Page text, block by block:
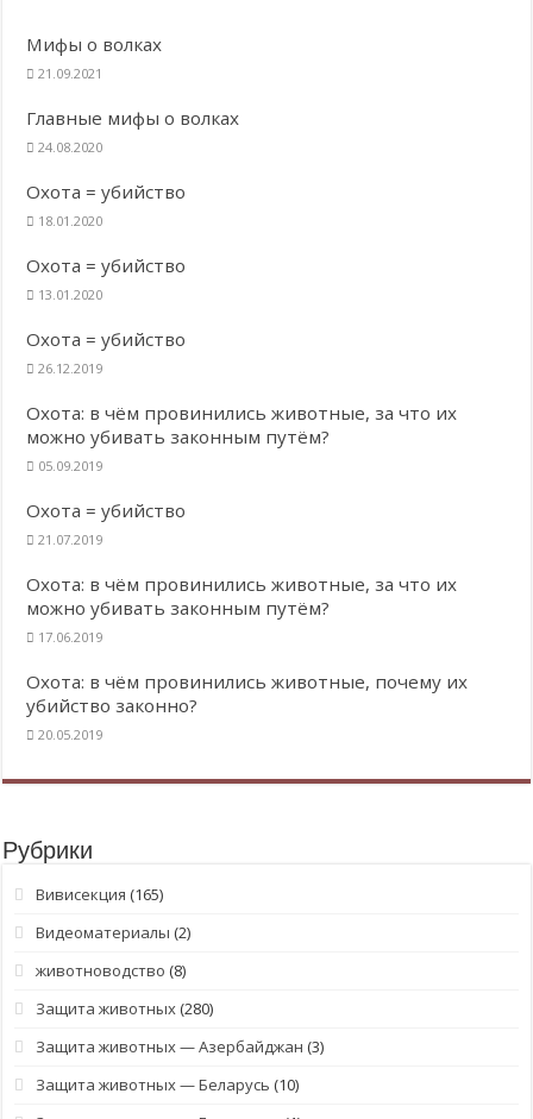
Мифы о волках
21.09.2021
Главные мифы о волках
24.08.2020
Охота = убийство
18.01.2020
Охота = убийство
13.01.2020
Охота = убийство
26.12.2019
Охота: в чём провинились животные, за что их
можно убивать законным путём?
05.09.2019
Охота = убийство
21.07.2019
Охота: в чём провинились животные, за что их
можно убивать законным путём?
17.06.2019
Охота: в чём провинились животные, почему их
убийство законно?
20.05.2019
Рубрики
Вивисекция (165)
Видеоматериалы (2)
животноводство (8)
Защита животных(280)
Защита животных — Азербайджан (3)
Защита животных — Беларусь (10)